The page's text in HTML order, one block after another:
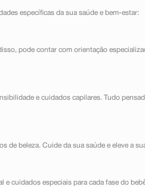
específicas da sua saúde e bem-estar:
pode contar com orientação
e cuidados capilares. Tudo
de beleza. Cuide da sua saúde e eleve a
cuidados especiais para cada fase do